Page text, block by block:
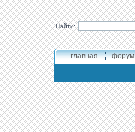
Найти:
главная форум